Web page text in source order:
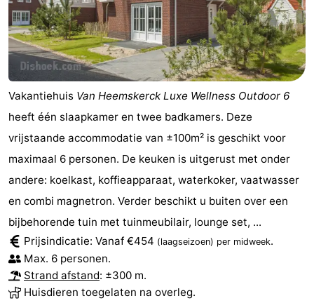
Vakantiehuis Van Heemskerck Luxe Wellness Outdoor 6
heeft één slaapkamer en twee badkamers. Deze
vrijstaande accommodatie van ±100m² is geschikt voor
maximaal 6 personen. De keuken is uitgerust met onder
andere: koelkast, koffieapparaat, waterkoker, vaatwasser
en combi magnetron. Verder beschikt u buiten over een
bijbehorende tuin met tuinmeubilair, lounge set, ...
Prijsindicatie: Vanaf €454 (laagseizoen) per midweek.
Max. 6 personen.
Strand afstand: ±300 m.
Huisdieren toegelaten na overleg.